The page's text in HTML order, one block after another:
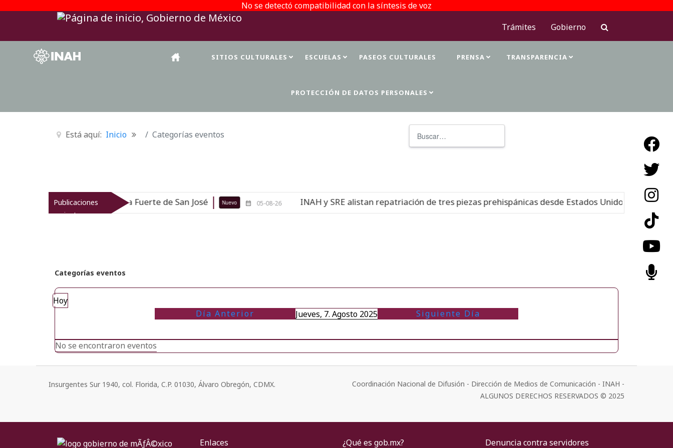
No se detectó compatibilidad con la síntesis de voz
Trámites
Gobierno
SITIOS CULTURALES ESCUELAS PASEOS CULTURALES PRENSA TRANSPARENCIA
PROTECCIÓN DE DATOS PERSONALES
Está aquí: Inicio Categorías eventos
Publicaciones
recientes
de Arqueología Subacuática Fuerte de San José Nuevo 05-08-26 INAH y SRE alistan repatriación de tres piezas prehispánicas desde Estados Unidos
Categorías eventos
Hoy
Día Anterior
Jueves, 7. Agosto 2025 Siguiente Día
No se encontraron eventos
Insurgentes Sur 1940, col. Florida, C.P. 01030, Álvaro Obregón, CDMX.
Coordinación Nacional de Difusión - Dirección de Medios de Comunicación - INAH -
ALGUNOS DERECHOS RESERVADOS © 2025
Enlaces ¿Qué es gob.mx?
Denuncia contra servidores